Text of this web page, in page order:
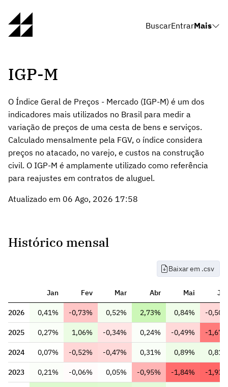
BuscarEntrarMais
IGP-M
O Índice Geral de Preços - Mercado (IGP-M) é um dos
indicadores mais utilizados no Brasil para medir a
variação de preços de uma cesta de bens e serviços.
Calculado mensalmente pela FGV, o índice considera
preços no atacado, no varejo, e custos na construção
civil. O IGP-M é amplamente utilizado como referência
para reajustes em contratos de aluguel.
Atualizado em 06 Ago, 2026 17:58
Histórico mensal
Baixar em .csv
Jan Fev Mar Abr Mai
2026 0,41% -0,73% 0,52% 2,73% 0,84% -
2025 0,27% 1,06% -0,34% 0,24% -0,49% -
2024 0,07% -0,52% -0,47% 0,31% 0,89%
2023 0,21% -0,06% 0,05% -0,95% -1,84% -